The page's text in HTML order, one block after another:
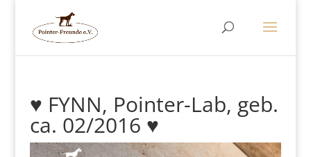
♥ FYNN, Pointer-Lab, geb.
ca. 02/2016 ♥